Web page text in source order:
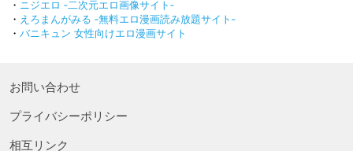
・ ニジエロ ‐二次元エロ画像サイト‐
・ えろまんがみる ‐無料エロ漫画読み放題サイト‐
・ バニキュン 女性向けエロ漫画サイト
お問い合わせ
プライバシーポリシー
相互リンク